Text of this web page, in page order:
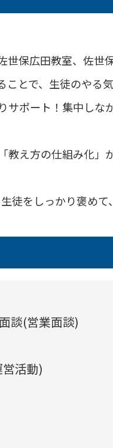
保広田教室、佐
とで、生徒のや
サポート！集中し
え方の仕組み化
徒をしっかり褒め
談(営業面談)
活動)